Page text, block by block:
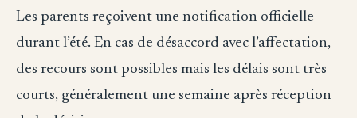
Les parents reçoivent une notification officielle
durant l’été. En cas de désaccord avec l’affectation,
des recours sont possibles mais les délais sont très
courts, généralement une semaine après réception